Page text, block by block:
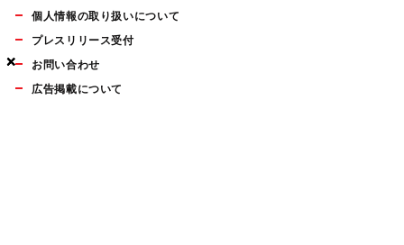
×
×
×
個人情報の取り扱いについて
プレスリリース受付
お問い合わせ
広告掲載について